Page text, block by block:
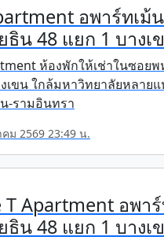
อพาร์ทเม้
ธิน 48 แยก 1 บางเ
ห้องพักให้เช่าในซอย
เขน ใกล้มหาวิทยาลัยหลาย
-รามอินทรา
ม 2569 23:49 น.
T Apartment อพา
ธิน 48 แยก 1 บางเ